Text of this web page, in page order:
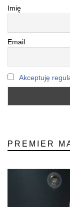
Imię
Email
Akceptuję
PREMIER